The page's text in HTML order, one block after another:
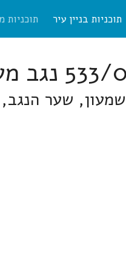
תוכניות בניין עיר תוכניות
שער